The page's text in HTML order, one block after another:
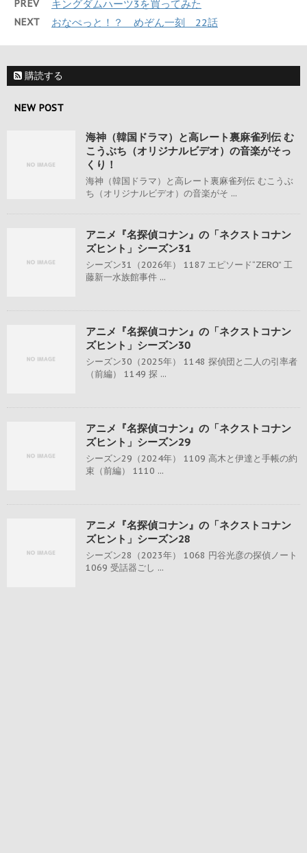
PREV キングダムハーツ3を買ってみた
NEXT おなぺっと！？ めぞん一刻 22話
購読する
NEW POST
海神（韓国ドラマ）と高レート裏麻雀列伝 む
こうぶち（オリジナルビデオ）の音楽がそっ
くり！
海神（韓国ドラマ）と高レート裏麻雀列伝 むこうぶ
ち（オリジナルビデオ）の音楽がそ ...
アニメ『名探偵コナン』の「ネクストコナン
ズヒント」シーズン31
シーズン31（2026年） 1187 エピソード“ZERO” 工
藤新一水族館事件 ...
アニメ『名探偵コナン』の「ネクストコナン
ズヒント」シーズン30
シーズン30（2025年） 1148 探偵団と二人の引率者
（前編） 1149 探 ...
アニメ『名探偵コナン』の「ネクストコナン
ズヒント」シーズン29
シーズン29（2024年） 1109 高木と伊達と手帳の約
束（前編） 1110 ...
アニメ『名探偵コナン』の「ネクストコナン
ズヒント」シーズン28
シーズン28（2023年） 1068 円谷光彦の探偵ノート
1069 受話器ごし ...